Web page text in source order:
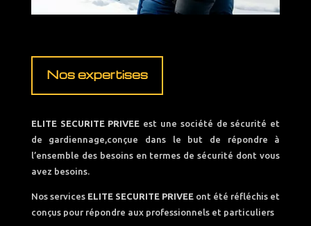
Nos expertises
ELITE SECURITE PRIVEE est une société de sécurité et
de gardiennage,conçue dans le but de répondre à
l’ensemble des besoins en termes de sécurité dont vous
avez besoins.
Nos services ELITE SECURITE PRIVEE ont été réfléchis et
conçus pour répondre aux professionnels et particuliers